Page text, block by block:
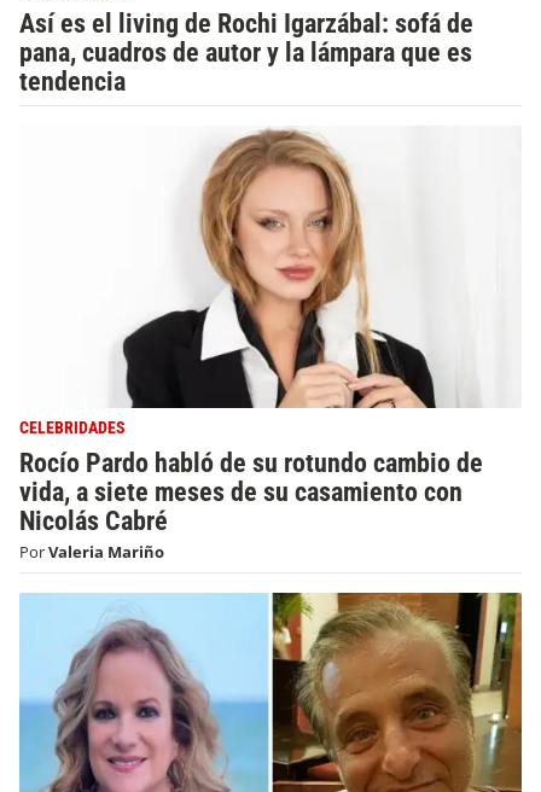
Así es el living de Rochi Igarzábal: sofá de
pana, cuadros de autor y la lámpara que es
tendencia
CELEBRIDADES
Rocío Pardo habló de su rotundo cambio de
vida, a siete meses de su casamiento con
Nicolás Cabré
PorValeria Mariño